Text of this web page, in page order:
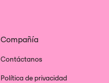
Compañía
Contáctanos
Política de privacidad